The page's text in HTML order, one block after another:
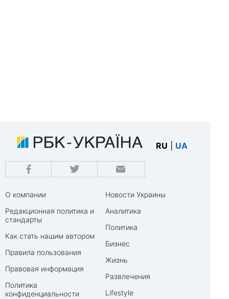
RU UA
О компании
Редакционная политика и
стандарты
Как стать нашим автором
Правила пользования
Правовая информация
Политика
конфиденциальности
Новости Украины
Аналитика
Политика
Бизнес
Жизнь
Развлечения
Lifestyle